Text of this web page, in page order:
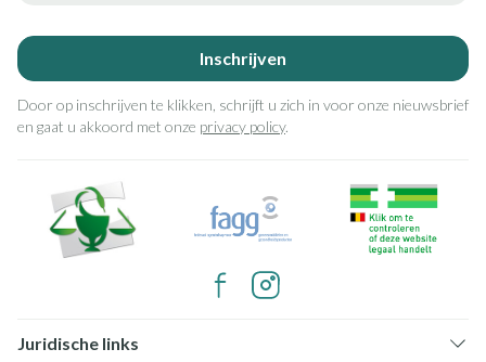
Inschrijven
Door op inschrijven te klikken, schrijft u zich in voor onze nieuwsbrief
en gaat u akkoord met onze privacy policy.
Juridische links